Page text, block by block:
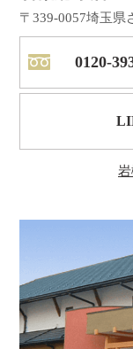
〒339-0057埼玉県
0120-